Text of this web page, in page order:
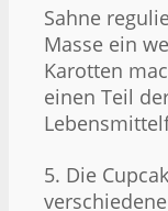
Sahne
Masse ein
Karotten
einen Teil
5. Die